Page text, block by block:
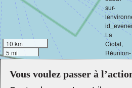
10 km
5 mi
Vous voulez passer à